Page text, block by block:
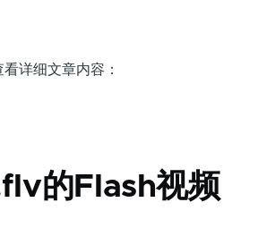
详细文章内容：
的Flash视频